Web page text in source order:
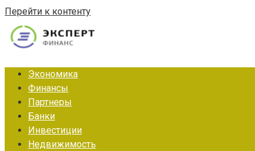
Перейти к контенту
Экономика
Финансы
Партнеры
Банки
Инвестиции
Недвижимость